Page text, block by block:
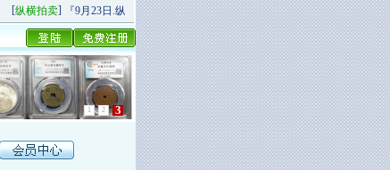
纵横拍卖] 『9月23日.纵横秋季精品场P场』 今日上新！[纵横拍卖]9月20日.纵
1 2 3